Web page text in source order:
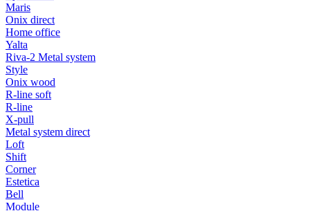
Maris
Onix direct
Home office
Yalta
Riva-2 Metal system
Style
Onix wood
R-line soft
R-line
X-pull
Metal system direct
Loft
Shift
Corner
Estetica
Bell
Module